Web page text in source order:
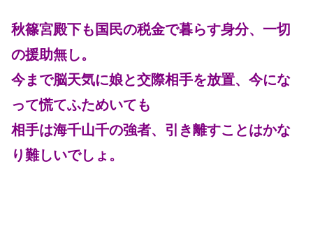
秋篠宮殿下も国民の税金で暮らす身分、一切
の援助無し。
今まで脳天気に娘と交際相手を放置、今にな
って慌てふためいても
相手は海千山千の強者、引き離すことはかな
り難しいでしょ。